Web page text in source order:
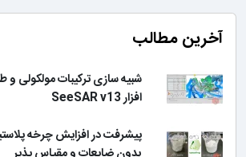
آخرین مطالب
شبیه سازی ترکیبات مولکولی و
افزار SeeSAR v13
پیشرفت در افزایش چرخه